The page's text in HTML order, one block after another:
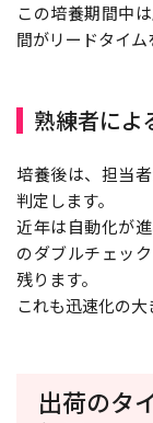
この培養期間中
間がリードタイム
熟練者によ
培養後は、担当
判定します。
近年は自動化が
のダブルチェッ
残ります。
これも迅速化の大
出荷のタ